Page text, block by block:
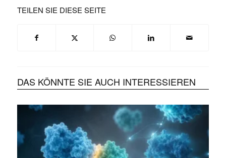
TEILEN SIE DIESE SEITE
DAS KÖNNTE SIE AUCH INTERESSIEREN